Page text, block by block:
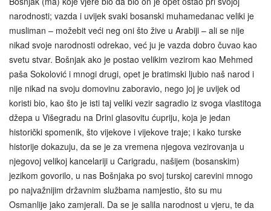
narodnosti; vazda i uvijek svaki bosanski muhamedanac veliki je
musliman – možebit veći neg oni što žive u Arabiji – ali se nije
nikad svoje narodnosti odrekao, već ju je vazda dobro čuvao kao
svetu stvar. Bošnjak ako je postao velikim vezirom kao Mehmed
paša Sokolović i mnogi drugi, opet je bratimski ljubio naš narod i
nije nikad na svoju domovinu zaboravio, nego joj je uvijek od
koristi bio, kao što je isti taj veliki vezir sagradio iz svoga vlastitoga
džepa u Višegradu na Drini glasovitu ćupriju, koja je jedan
historički spomenik, što vijekove i vijekove traje; i kako turske
historije dokazuju, da se je za vremena njegova vezirovanja u
njegovoj velikoj kancelariji u Carigradu, našijem (bosanskim)
jezikom govorilo, u nas Bošnjaka po svoj turskoj carevini mnogo
po najvažnijim državnim službama namjestio, što su mu
Osmanlije jako zamjerali. Da se je salila narodnost u vjeru, te da